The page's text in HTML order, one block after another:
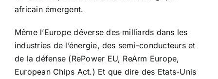
africain émergent.
Même l’Europe déverse des milliards dans les
industries de l’énergie, des semi-conducteurs et
de la défense (RePower EU, ReArm Europe,
European Chips Act.) Et que dire des Etats-Unis